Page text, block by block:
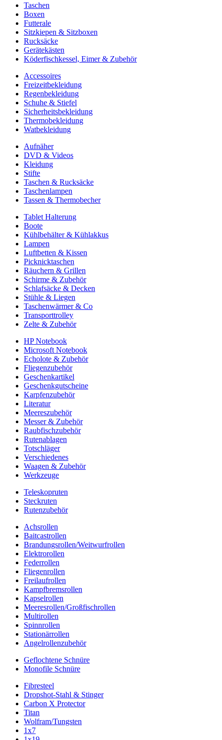
Taschen
Boxen
Futterale
Sitzkiepen & Sitzboxen
Rucksäcke
Gerätekästen
Köderfischkessel, Eimer & Zubehör
Accessoires
Freizeitbekleidung
Regenbekleidung
Schuhe & Stiefel
Sicherheitsbekleidung
Thermobekleidung
Watbekleidung
Aufnäher
DVD & Videos
Kleidung
Stifte
Taschen & Rucksäcke
Taschenlampen
Tassen & Thermobecher
Tablet Halterung
Boote
Kühlbehälter & Kühlakkus
Lampen
Luftbetten & Kissen
Picknicktaschen
Räuchern & Grillen
Schirme & Zubehör
Schlafsäcke & Decken
Stühle & Liegen
Taschenwärmer & Co
Transporttrolley
Zelte & Zubehör
HP Notebook
Microsoft Notebook
Echolote & Zubehör
Fliegenzubehör
Geschenkartikel
Geschenkgutscheine
Karpfenzubehör
Literatur
Meereszubehör
Messer & Zubehör
Raubfischzubehör
Rutenablagen
Totschläger
Verschiedenes
Waagen & Zubehör
Werkzeuge
Teleskopruten
Steckruten
Rutenzubehör
Achsrollen
Baitcastrollen
Brandungsrollen/Weitwurfrollen
Elektrorollen
Federrollen
Fliegenrollen
Freilaufrollen
Kampfbremsrollen
Kapselrollen
Meeresrollen/Großfischrollen
Multirollen
Spinnrollen
Stationärrollen
Angelrollenzubehör
Geflochtene Schnüre
Monofile Schnüre
Fibresteel
Dropshot-Stahl & Stinger
Carbon X Protector
Titan
Wolfram/Tungsten
1x7